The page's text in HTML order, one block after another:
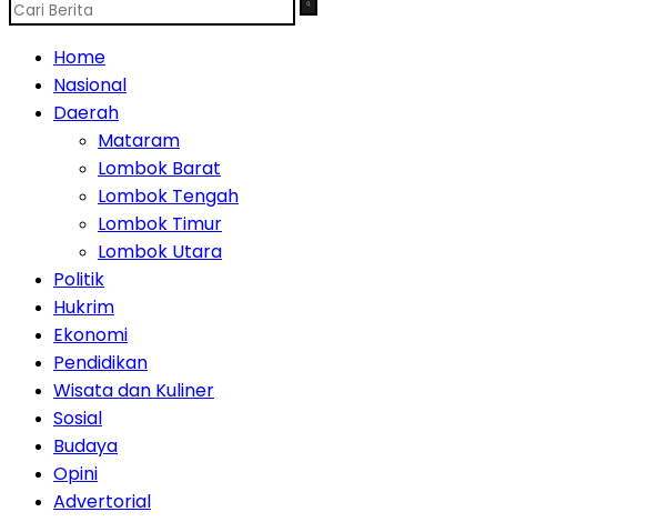
Home
Nasional
Daerah
Mataram
Lombok Barat
Lombok Tengah
Lombok Timur
Lombok Utara
Politik
Hukrim
Ekonomi
Pendidikan
Wisata dan Kuliner
Sosial
Budaya
Opini
Advertorial